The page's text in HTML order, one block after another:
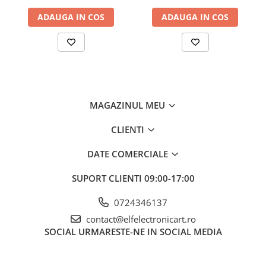
Stabilizare tensiune iesire
≤0,01% + 2mV
Curent iesire
107x131x343mm
6208.8 g
Ce conține pachetul?
1 x Sursa de alimentare, Cablu de alimentare
ADAUGA IN COS ADAUGA IN COS
MAGAZINUL MEU
CLIENTI
DATE COMERCIALE
SUPORT CLIENTI 09:00-17:00
0724346137
contact@elfelectronicart.ro
SOCIAL URMARESTE-NE IN SOCIAL MEDIA